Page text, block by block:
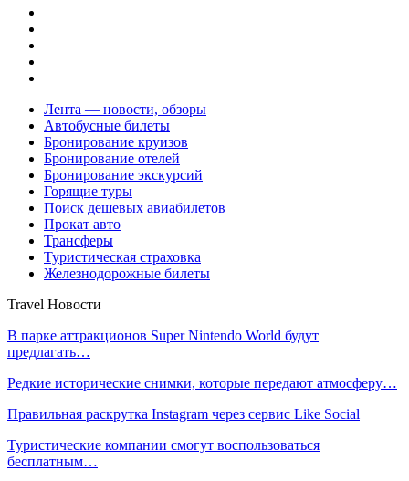
Лента — новости, обзоры
Автобусные билеты
Бронирование круизов
Бронирование отелей
Бронирование экскурсий
Горящие туры
Поиск дешевых авиабилетов
Прокат авто
Трансферы
Туристическая страховка
Железнодорожные билеты
Travel Новости
В парке аттракционов Super Nintendo World будут
предлагать…
Редкие исторические снимки, которые передают атмосферу…
Правильная раскрутка Instagram через сервис Like Social
Туристические компании смогут воспользоваться
бесплатным…